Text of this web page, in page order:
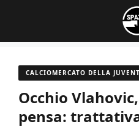
contenuto
CALCIOMERCATO DELLA
Occhio
pensa: